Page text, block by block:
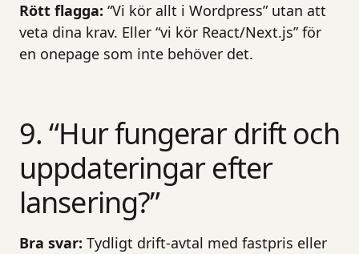
Rött flagga: “Vi kör allt i Wordpress” utan att
veta dina krav. Eller “vi kör React/Next.js” för
en onepage som inte behöver det.
9. “Hur fungerar drift och
uppdateringar efter
lansering?”
Bra svar: Tydligt drift-avtal med fastpris eller